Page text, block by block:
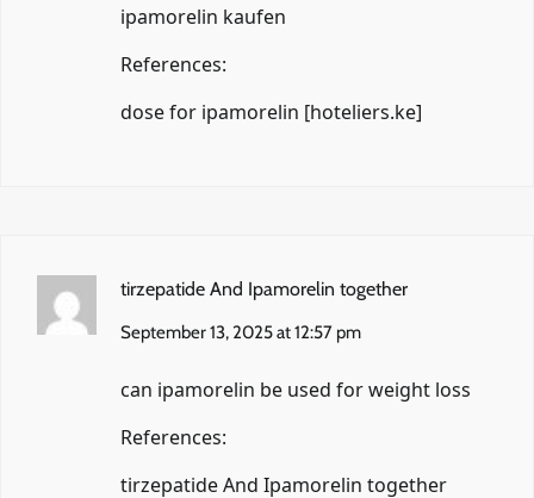
ipamorelin kaufen
References:
dose for ipamorelin [hoteliers.ke]
tirzepatide And Ipamorelin together
September 13, 2025 at 12:57 pm
can ipamorelin be used for weight loss
References:
tirzepatide And Ipamorelin together